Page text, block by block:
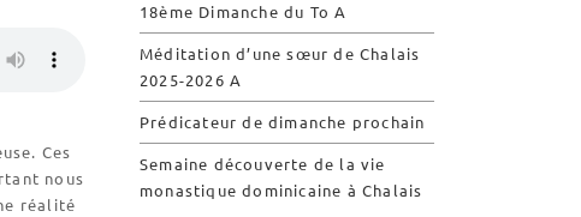
Visites virtuelles
Ces
nous
réalité
18ème Dimanche du To A
Méditation d’une sœur de Chalais
2025-2026 A
Prédicateur de dimanche prochain
Semaine découverte de la vie
monastique dominicaine à Chalais